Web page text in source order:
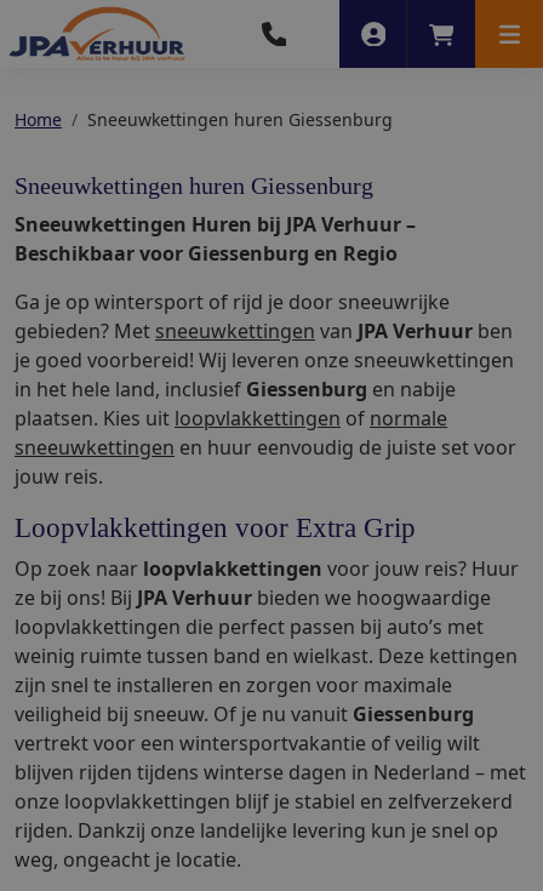
Account
Home Sneeuwkettingen huren Giessenburg
Sneeuwkettingen huren Giessenburg
Sneeuwkettingen Huren bij JPA Verhuur –
Beschikbaar voor Giessenburg en Regio
Ga je op wintersport of rijd je door sneeuwrijke
gebieden? Met sneeuwkettingen van JPA Verhuur ben
je goed voorbereid! Wij leveren onze sneeuwkettingen
in het hele land, inclusief Giessenburg en nabije
plaatsen. Kies uit loopvlakkettingen of normale
sneeuwkettingen en huur eenvoudig de juiste set voor
jouw reis.
Loopvlakkettingen voor Extra Grip
Op zoek naar loopvlakkettingen voor jouw reis? Huur
ze bij ons! Bij JPA Verhuur bieden we hoogwaardige
loopvlakkettingen die perfect passen bij auto’s met
weinig ruimte tussen band en wielkast. Deze kettingen
zijn snel te installeren en zorgen voor maximale
veiligheid bij sneeuw. Of je nu vanuit Giessenburg
vertrekt voor een wintersportvakantie of veilig wilt
blijven rijden tijdens winterse dagen in Nederland – met
onze loopvlakkettingen blijf je stabiel en zelfverzekerd
rijden. Dankzij onze landelijke levering kun je snel op
weg, ongeacht je locatie.